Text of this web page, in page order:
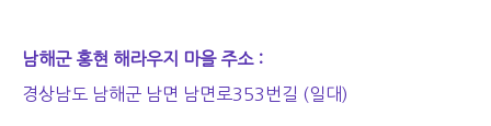
남해군 홍현 해라우지 마을 주소 :
경상남도 남해군 남면 남면로353번길 (일대)